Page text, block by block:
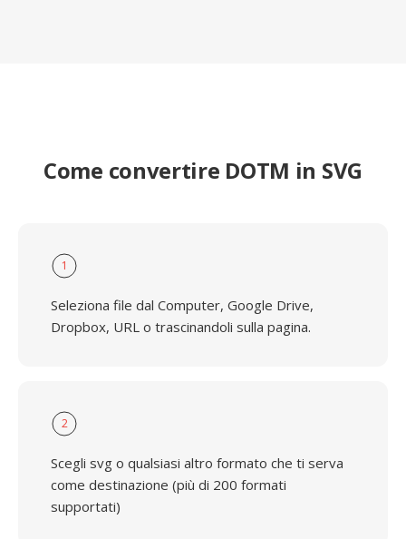
Come convertire DOTM in SVG
1
Seleziona file dal Computer, Google Drive,
Dropbox, URL o trascinandoli sulla pagina.
2
Scegli svg o qualsiasi altro formato che ti serva
come destinazione (più di 200 formati
supportati)